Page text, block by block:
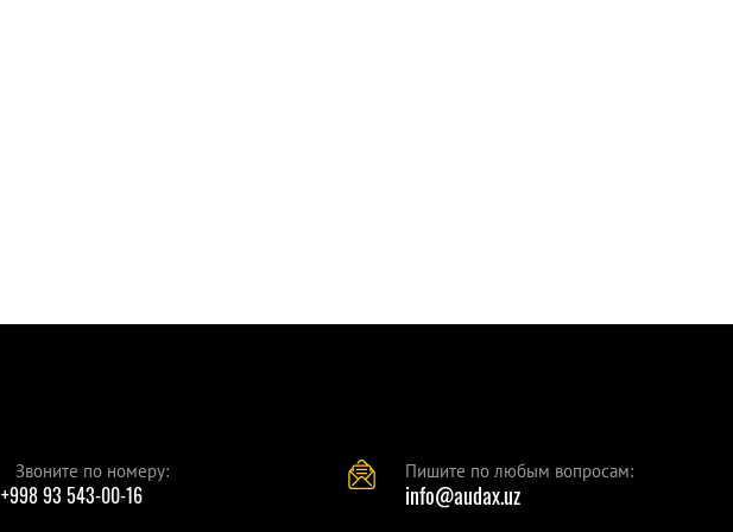
Звоните по номеру:
+998 93 543-00-16
Пишите по любым вопросам:
info@audax.uz